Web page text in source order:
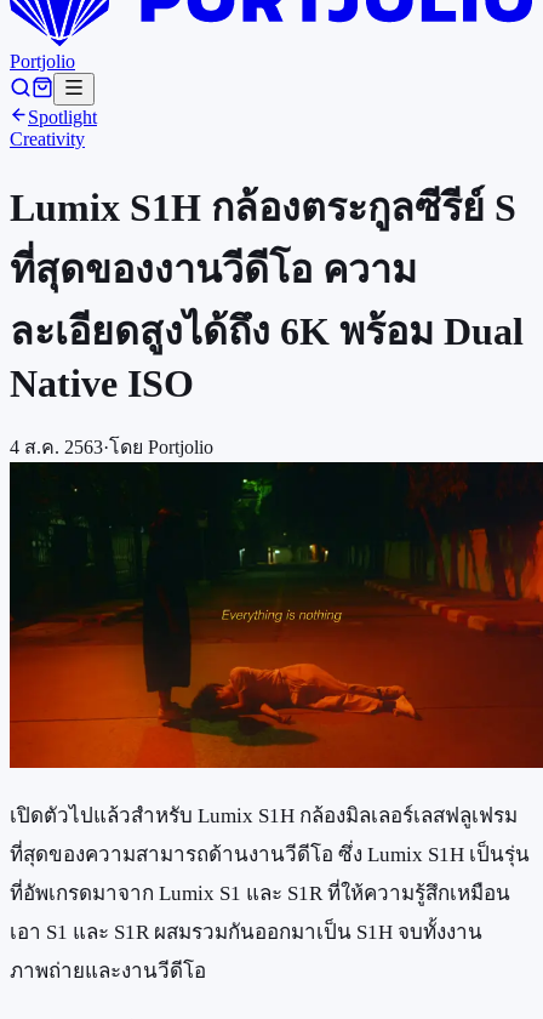
Portjolio
Spotlight
Creativity
Lumix S1H กล้องตระกูลซีรีย์ S
ที่สุดของงานวีดีโอ ความ
ละเอียดสูงได้ถึง 6K พร้อม Dual
Native ISO
4 ส.ค. 2563·โดย Portjolio
เปิดตัวไปแล้วสำหรับ Lumix S1H กล้องมิลเลอร์เลสฟลูเฟรม
ที่สุดของความสามารถด้านงานวีดีโอ ซึ่ง Lumix S1H เป็นรุ่น
ที่อัพเกรดมาจาก Lumix S1 และ S1R ที่ให้ความรู้สึกเหมือน
เอา S1 และ S1R ผสมรวมกันออกมาเป็น S1H จบทั้งงาน
ภาพถ่ายและงานวีดีโอ